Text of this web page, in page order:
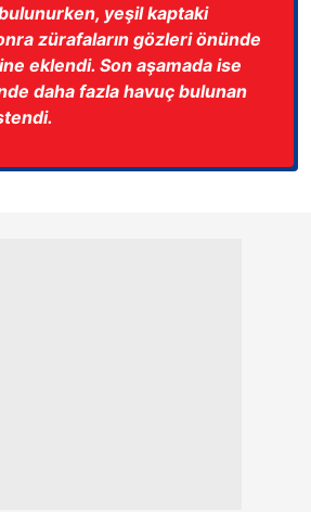
yeşil kaptaki
zürafaların gözleri önünde
eklendi. Son aşamada ise
daha fazla havuç bulunan